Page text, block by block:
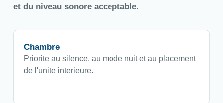
et du niveau sonore acceptable.
Chambre
Priorite au silence, au mode nuit et au placement
de l'unite interieure.